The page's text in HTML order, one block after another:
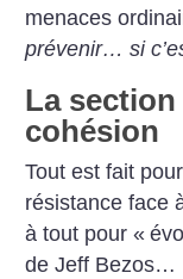
menaces
prévenir… si
La section
cohésion
Tout est fait
résistance face
à tout pour «
de Jeff Bezos…